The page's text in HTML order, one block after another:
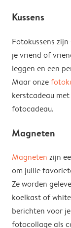
Kussens
Fotokussens
je vriend of
leggen en een
Maar onze
kerstcadeau
fotocadeau.
Magneten
Magneten zijn
om jullie
Ze worden
koelkast of
berichten voor
fotocollage als